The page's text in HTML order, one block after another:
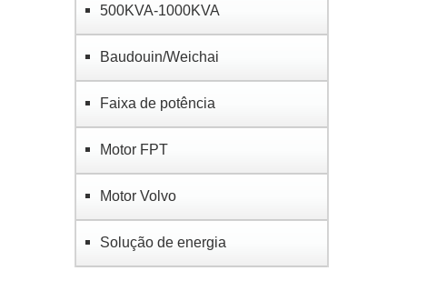
500KVA-1000KVA
Baudouin/Weichai
Faixa de potência
Motor FPT
Motor Volvo
Solução de energia